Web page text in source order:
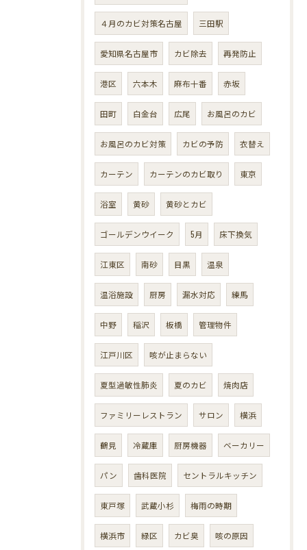
４月のカビ対策名古屋 三田駅
愛知県名古屋市 カビ除去 再発防止
港区 六本木 麻布十番 赤坂
田町 白金台 広尾 お風呂のカビ
お風呂のカビ対策 カビの予防 衣替え
カーテン カーテンのカビ取り 東京
浴室 黄砂 黄砂とカビ
ゴールデンウイーク 5月 床下換気
江東区 南砂 目黒 温泉
温浴施設 厨房 漏水対応 練馬
中野 稲沢 板橋 管理物件
江戸川区 咳が止まらない
夏型過敏性肺炎 夏のカビ 焼肉店
ファミリーレストラン サロン 横浜
鶴見 冷蔵庫 厨房機器 ベーカリー
パン 歯科医院 セントラルキッチン
東戸塚 武蔵小杉 梅雨の時期
横浜市 緑区 カビ臭 咳の原因